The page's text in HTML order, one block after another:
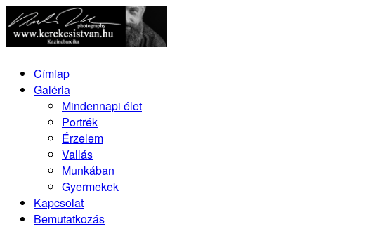
Címlap
Galéria
Mindennapi élet
Portrék
Érzelem
Vallás
Munkában
Gyermekek
Kapcsolat
Bemutatkozás